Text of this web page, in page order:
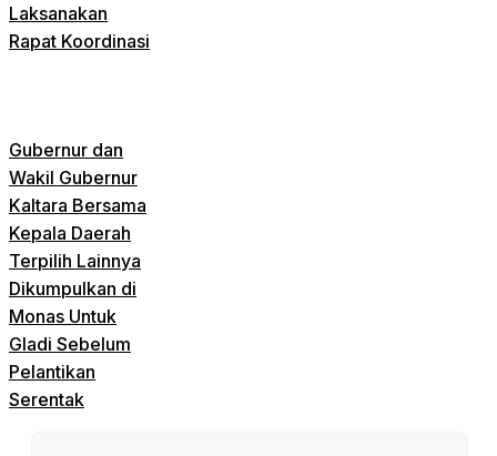
Laksanakan
Rapat Koordinasi
Gubernur dan
Wakil Gubernur
Kaltara Bersama
Kepala Daerah
Terpilih Lainnya
Dikumpulkan di
Monas Untuk
Gladi Sebelum
Pelantikan
Serentak